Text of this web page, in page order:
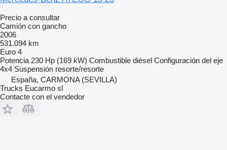
Precio a consultar
Camión con gancho
2006
531.094 km
Euro 4
Potencia 230 Hp (169 kW) Combustible diésel Configuración del eje
4x4 Suspensión resorte/resorte
España, CARMONA (SEVILLA)
Trucks Eucarmo sl
Contacte con el vendedor